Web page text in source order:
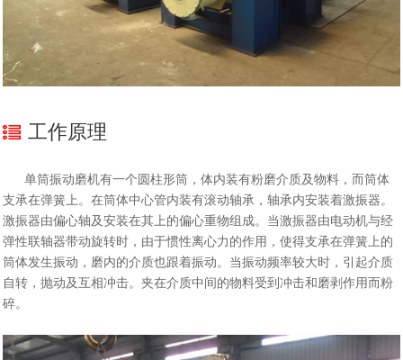
工作原理
单筒振动磨机有一个圆柱形筒，体内装有粉磨介质及物料，而筒体
支承在弹簧上。在筒体中心管内装有滚动轴承，轴承内安装着激振器。
激振器由偏心轴及安装在其上的偏心重物组成。当激振器由电动机与经
弹性联轴器带动旋转时，由于惯性离心力的作用，使得支承在弹簧上的
筒体发生振动，磨内的介质也跟着振动。当振动频率较大时，引起介质
自转，抛动及互相冲击。夹在介质中间的物料受到冲击和磨剥作用而粉
碎。